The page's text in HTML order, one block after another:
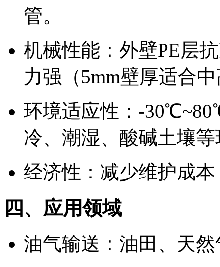
管。
机械性能：外壁PE层
力强（5mm壁厚适合
环境适应性：-
冷、潮湿、酸碱土壤
经济性：减少维护成
四、应用领域
油气输送：油田、天